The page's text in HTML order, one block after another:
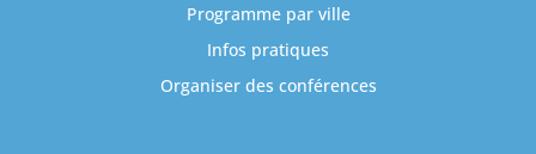
Programme par ville
Infos pratiques
Organiser des conférences